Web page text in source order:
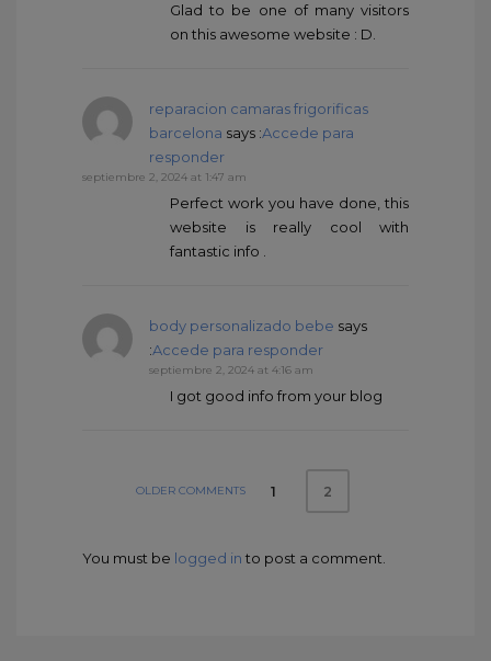
Glad to be one of many visitors
on this awesome website : D.
reparacion camaras frigorificas
barcelona says :Accede para
responder
septiembre 2, 2024 at 1:47 am
Perfect work you have done, this
website is really cool with
fantastic info .
body personalizado bebe says
:Accede para responder
septiembre 2, 2024 at 4:16 am
I got good info from your blog
OLDER COMMENTS 1 2
You must be logged in to post a comment.